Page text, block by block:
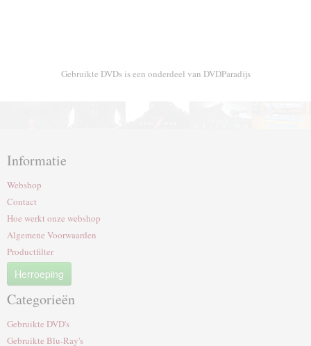
Gebruikte DVDs is een onderdeel van DVDParadijs
Informatie
Webshop
Contact
Hoe werkt onze webshop
Algemene Voorwaarden
Productfilter
Herroeping
Categorieën
Gebruikte DVD's
Gebruikte Blu-Ray's